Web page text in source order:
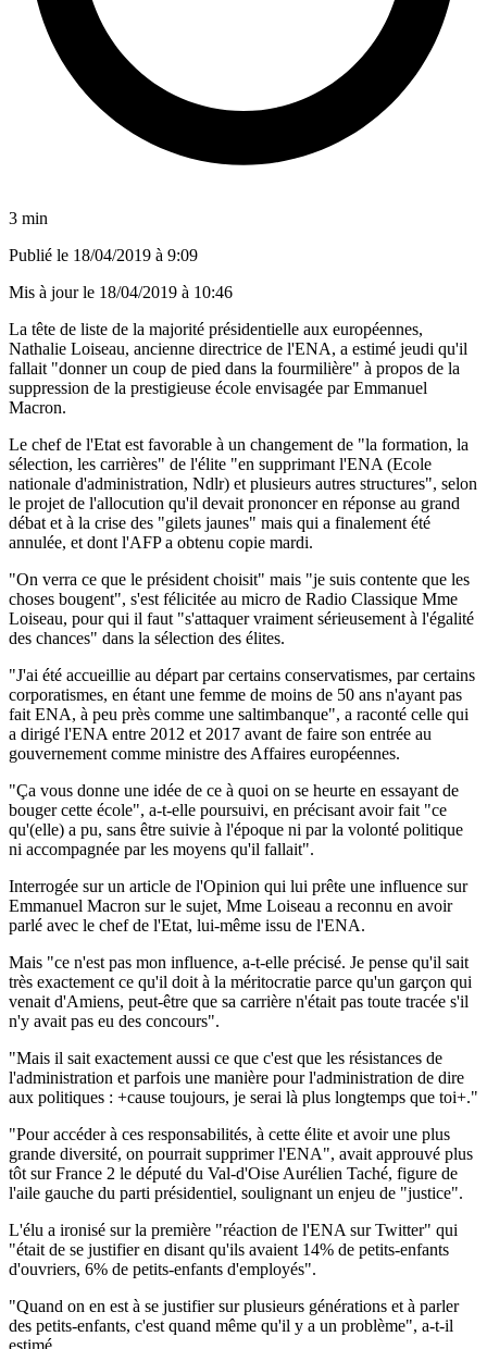
3 min
Publié le 18/04/2019 à 9:09
Mis à jour le 18/04/2019 à 10:46
La tête de liste de la majorité présidentielle aux européennes,
Nathalie Loiseau, ancienne directrice de l'ENA, a estimé jeudi qu'il
fallait "donner un coup de pied dans la fourmilière" à propos de la
suppression de la prestigieuse école envisagée par Emmanuel
Macron.
Le chef de l'Etat est favorable à un changement de "la formation, la
sélection, les carrières" de l'élite "en supprimant l'ENA (Ecole
nationale d'administration, Ndlr) et plusieurs autres structures", selon
le projet de l'allocution qu'il devait prononcer en réponse au grand
débat et à la crise des "gilets jaunes" mais qui a finalement été
annulée, et dont l'AFP a obtenu copie mardi.
"On verra ce que le président choisit" mais "je suis contente que les
choses bougent", s'est félicitée au micro de Radio Classique Mme
Loiseau, pour qui il faut "s'attaquer vraiment sérieusement à l'égalité
des chances" dans la sélection des élites.
"J'ai été accueillie au départ par certains conservatismes, par certains
corporatismes, en étant une femme de moins de 50 ans n'ayant pas
fait ENA, à peu près comme une saltimbanque", a raconté celle qui
a dirigé l'ENA entre 2012 et 2017 avant de faire son entrée au
gouvernement comme ministre des Affaires européennes.
"Ça vous donne une idée de ce à quoi on se heurte en essayant de
bouger cette école", a-t-elle poursuivi, en précisant avoir fait "ce
qu'(elle) a pu, sans être suivie à l'époque ni par la volonté politique
ni accompagnée par les moyens qu'il fallait".
Interrogée sur un article de l'Opinion qui lui prête une influence sur
Emmanuel Macron sur le sujet, Mme Loiseau a reconnu en avoir
parlé avec le chef de l'Etat, lui-même issu de l'ENA.
Mais "ce n'est pas mon influence, a-t-elle précisé. Je pense qu'il sait
très exactement ce qu'il doit à la méritocratie parce qu'un garçon qui
venait d'Amiens, peut-être que sa carrière n'était pas toute tracée s'il
n'y avait pas eu des concours".
"Mais il sait exactement aussi ce que c'est que les résistances de
l'administration et parfois une manière pour l'administration de dire
aux politiques : +cause toujours, je serai là plus longtemps que toi+."
"Pour accéder à ces responsabilités, à cette élite et avoir une plus
grande diversité, on pourrait supprimer l'ENA", avait approuvé plus
tôt sur France 2 le député du Val-d'Oise Aurélien Taché, figure de
l'aile gauche du parti présidentiel, soulignant un enjeu de "justice".
L'élu a ironisé sur la première "réaction de l'ENA sur Twitter" qui
"était de se justifier en disant qu'ils avaient 14% de petits-enfants
d'ouvriers, 6% de petits-enfants d'employés".
"Quand on en est à se justifier sur plusieurs générations et à parler
des petits-enfants, c'est quand même qu'il y a un problème", a-t-il
estimé.